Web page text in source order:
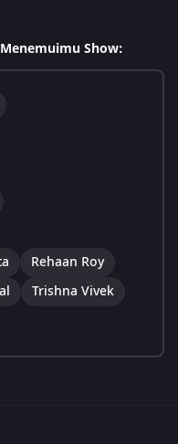
Show:
Rehaan Roy
Trishna Vivek